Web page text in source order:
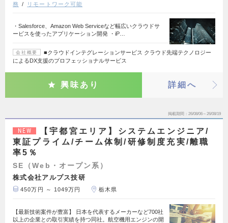
務
リモートワーク可能
・Salesforce、Amazon Web Serviceなど幅広いクラウドサ
ービスを使ったアプリケーション開発 ・iP…
会社概要
■クラウドインテグレーションサービス クラウド先端テクノロジー
によるDX支援のプロフェッショナルサービス
興味あり 詳細へ
掲載期間 26/08/06～26/08/19
NEW
【宇都宮エリア】システムエンジニア/
東証プライム/チーム体制/研修制度充実/離職
率5％
SE（Web・オープン系）
株式会社アルプス技研
450万円 ～ 1049万円 栃木県
【最新技術案件が豊富】 日本を代表するメーカーなど700社
以上の企業との取引実績を持つ同社。航空機用エンジンの開